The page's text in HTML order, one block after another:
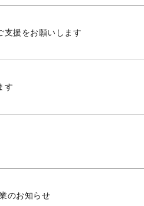
支援をお願いします
す
のお知らせ